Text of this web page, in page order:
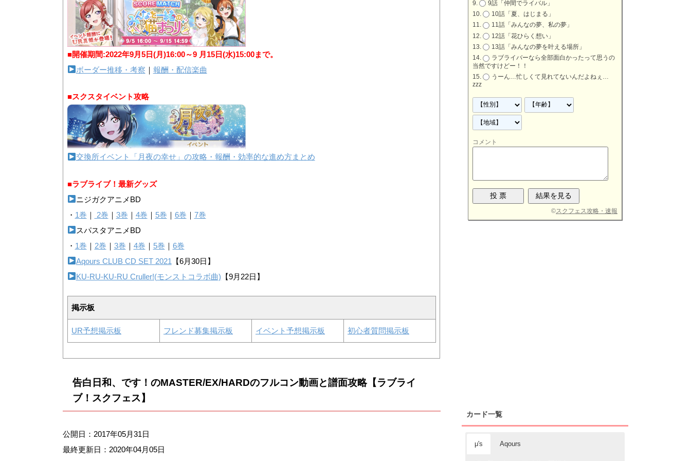
■開催期間:2022年9月5日(月)16:00～9 月15日(水)15:00まで。
ボーダー推移・考察 ｜ 報酬・配信楽曲
■スクスタイベント攻略
交換所イベント「月夜の幸せ」の攻略・報酬・効率的な進め方まとめ
■ラブライブ！最新グッズ
ニジガクアニメBD
・ 1巻 ｜ 2巻 ｜ 3巻 ｜ 4巻 ｜ 5巻 ｜ 6巻 ｜ 7巻
スパスタアニメBD
・ 1巻 ｜ 2巻 ｜ 3巻 ｜ 4巻 ｜ 5巻 ｜ 6巻
Aqours CLUB CD SET 2021 【6月30日】
KU-RU-KU-RU Cruller!(モンストコラボ曲) 【9月22日】
掲示板
UR予想掲示板 フレンド募集掲示板 イベント予想掲示板 初心者質問掲示板
告白日和、です！のMASTER/EX/HARDのフルコン動画と譜面攻略【ラブライ
ブ！スクフェス】
公開日：2017年05月31日
最終更新日： 2020年04月05日
9話「仲間でライバル」
10話「夏、はじまる」
11話「みんなの夢、私の夢」
12話「花ひらく想い」
13話「みんなの夢を叶える場所」
ラブライバーなら全部面白かったって思うの
当然ですけどー！！
うーん…忙しくて見れてないんだよねぇ…
zzz
コメント
©スクフェス攻略・速報
カード一覧
μ's Aqours